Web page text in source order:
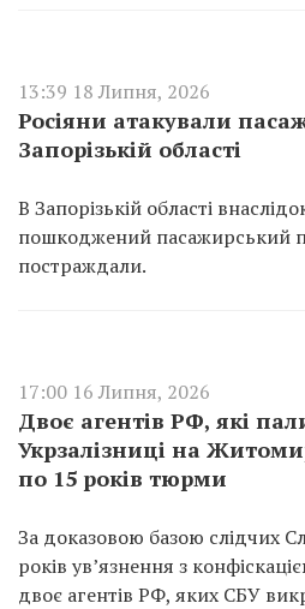
13:39 18 Липня, 2026
Росіяни атакували
Запорізькій області
В Запорізькій області
пошкоджений пасажирський
постраждали.
17:00 16 Липня, 2026
Двоє агентів РФ, які
Укрзалізниці на
по 15 років тюрми
За доказовою базою слідчих
років ув’язнення з
двоє агентів РФ, яких СБУ